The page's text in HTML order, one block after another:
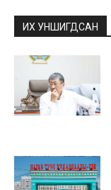
ИХ УНШИГДСАН